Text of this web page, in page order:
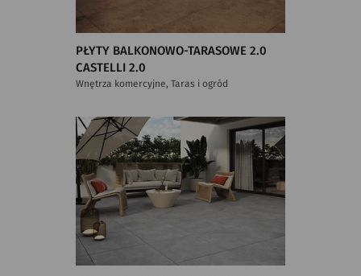
PŁYTY BALKONOWO-TARASOWE 2.0
CASTELLI 2.0
Wnętrza komercyjne, Taras i ogród